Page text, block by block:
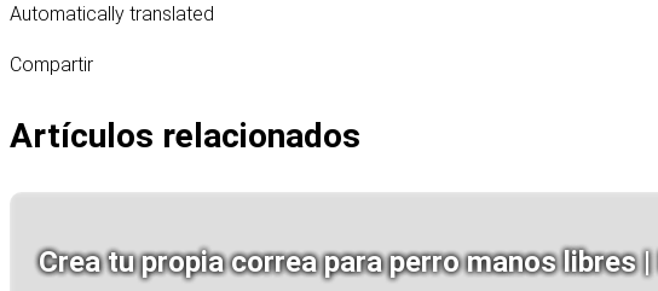
Automatically translated
Compartir
Artículos relacionados
Crea tu propia correa para perro manos libres